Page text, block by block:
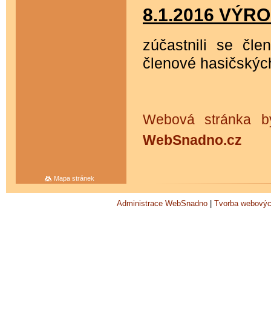
8.1.2016
zúčastnili se
členové
Webová stránka
WebSnadno.cz
Mapa stránek
Administrace WebSnadno Tvorba